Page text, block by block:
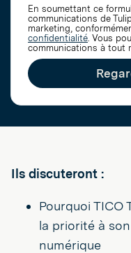
En soumettant ce
communications de
marketing,
confidentialité. Vous
communications à tout
Ils discuteront :
Pourquoi TICO
la priorité à
numérique